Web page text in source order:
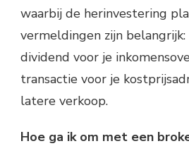
waarbij de herinvestering
vermeldingen zijn
dividend voor je
transactie voor je
latere verkoop.
Hoe ga ik om met een